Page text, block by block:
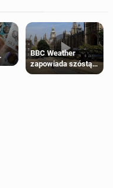
BBC Weather
zapowiada szóstą
falę upałów w